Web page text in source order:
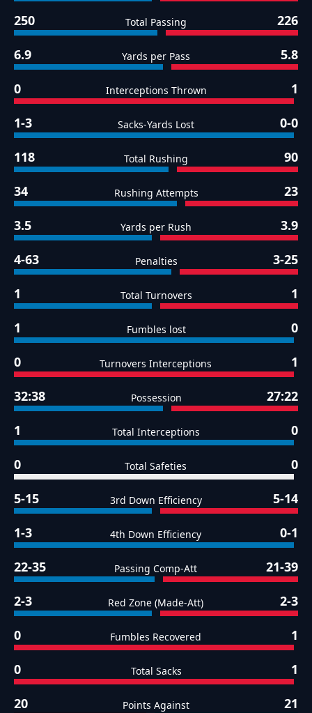
250 Total Passing 226
6.9 Yards per Pass 5.8
0 Interceptions Thrown 1
1-3 Sacks-Yards Lost 0-0
118 Total Rushing 90
34 Rushing Attempts 23
3.5 Yards per Rush 3.9
4-63 Penalties 3-25
1 Total Turnovers 1
1 Fumbles lost 0
0 Turnovers Interceptions 1
32:38 Possession 27:22
1 Total Interceptions 0
0 Total Safeties 0
5-15 3rd Down Efficiency 5-14
1-3 4th Down Efficiency 0-1
22-35 Passing Comp-Att 21-39
2-3 Red Zone (Made-Att) 2-3
0 Fumbles Recovered 1
0 Total Sacks 1
20 Points Against 21